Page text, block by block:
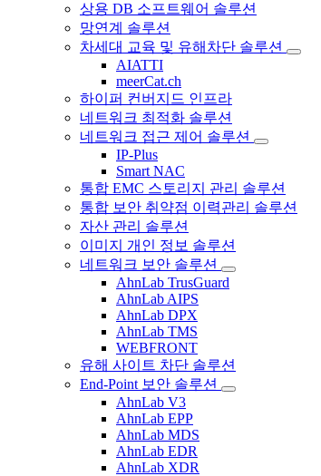
상용 DB 소프트웨어 솔루션
망연계 솔루션
차세대 교육 및 유해차단 솔루션
AIATTI
meerCat.ch
하이퍼 컨버지드 인프라
네트워크 최적화 솔루션
네트워크 접근 제어 솔루션
IP-Plus
Smart NAC
통합 EMC 스토리지 관리 솔루션
통합 보안 취약점 이력관리 솔루션
자산 관리 솔루션
이미지 개인 정보 솔루션
네트워크 보안 솔루션
AhnLab TrusGuard
AhnLab AIPS
AhnLab DPX
AhnLab TMS
WEBFRONT
유해 사이트 차단 솔루션
End-Point 보안 솔루션
AhnLab V3
AhnLab EPP
AhnLab MDS
AhnLab EDR
AhnLab XDR